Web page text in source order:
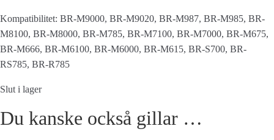
Kompatibilitet: BR-M9000, BR-M9020, BR-M987, BR-M985, BR-
M8100, BR-M8000, BR-M785, BR-M7100, BR-M7000, BR-M675,
BR-M666, BR-M6100, BR-M6000, BR-M615, BR-S700, BR-
RS785, BR-R785
Slut i lager
Du kanske också gillar …